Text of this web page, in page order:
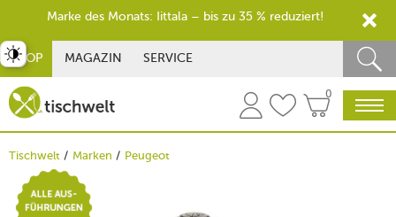
SHOP MAGAZIN SERVICE
0
Tischwelt Marken Peugeot
umschalten
Marke des Monats: Iittala – bis zu 35 % reduziert!